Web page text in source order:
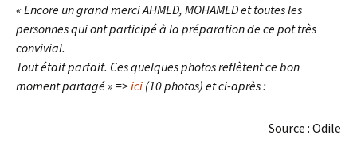
« Encore un grand merci AHMED, MOHAMED et toutes les
personnes qui ont participé à la préparation de ce pot très
convivial.
Tout était parfait. Ces quelques photos reflètent ce bon
moment partagé » =>ici (10 photos) et ci-après :
Source : Odile